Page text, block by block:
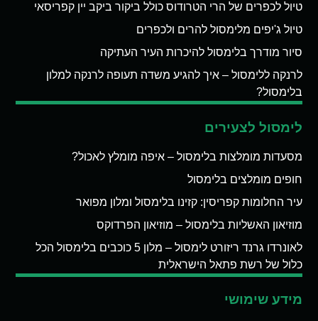
טיול לכפרים של הרי הטרודוס כולל ביקור ביקב יין קפריסאי
טיול ג'יפים מלימסול להרים ולכפרים
סיור מודרך בלימסול להיכרות העיר העתיקה
לרנקה ללימסול – איך להגיע משדה תעופה לרנקה למלון
בלימסול?
לימסול לצעירים
מסעדות מומלצות בלימסול – איפה מומלץ לאכול?
חופים מומלצים בלימסול
עיר החלומות קפריסין: קזינו בלימסול ומלון מפואר
מוזיאון האשליות בלימסול – מוזיאון הפרדוקס
לאונרדו גרנד ריזורט לימסול – מלון 5 כוכבים בלימסול הכל
כלול של רשת פתאל הישראלית
מידע שימושי